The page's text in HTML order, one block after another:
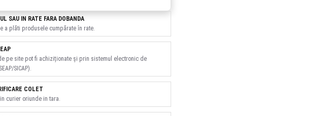
COLET
curier oriunde in tara.
SAU IN RATE FARA DOBANDA
a plăti produsele cumpărate în rate.
pe site pot fi achiziționate și prin sistemul electronic de
SICAP).